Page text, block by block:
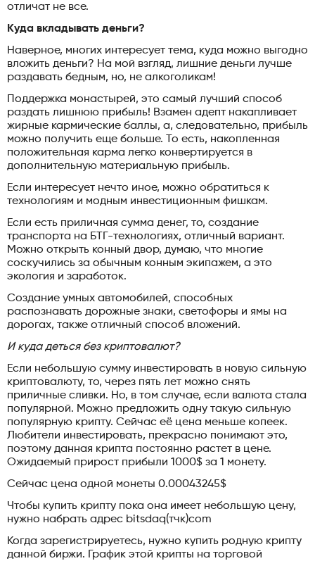
отличат не все.
Куда вкладывать деньги?
Наверное, многих интересует тема, куда можно выгодно
вложить деньги? На мой взгляд, лишние деньги лучше
раздавать бедным, но, не алкоголикам!
Поддержка монастырей, это самый лучший способ
раздать лишнюю прибыль! Взамен адепт накапливает
жирные кармические баллы, а, следовательно, прибыль
можно получить еще больше. То есть, накопленная
положительная карма легко конвертируется в
дополнительную материальную прибыль.
Если интересует нечто иное, можно обратиться к
технологиям и модным инвестиционным фишкам.
Если есть приличная сумма денег, то, создание
транспорта на БТГ-технологиях, отличный вариант.
Можно открыть конный двор, думаю, что многие
соскучились за обычным конным экипажем, а это
экология и заработок.
Создание умных автомобилей, способных
распознавать дорожные знаки, светофоры и ямы на
дорогах, также отличный способ вложений.
И куда деться без криптовалют?
Если небольшую сумму инвестировать в новую сильную
криптовалюту, то, через пять лет можно снять
приличные сливки. Но, в том случае, если валюта стала
популярной. Можно предложить одну такую сильную
популярную крипту. Сейчас её цена меньше копеек.
Любители инвестировать, прекрасно понимают это,
поэтому данная крипта постоянно растет в цене.
Ожидаемый прирост прибыли 1000$ за 1 монету.
Сейчас цена одной монеты 0.00043245$
Чтобы купить крипту пока она имеет небольшую цену,
нужно набрать адрес bitsdaq(тчк)com
Когда зарегистрируетесь, нужно купить родную крипту
данной биржи. График этой крипты на торговой